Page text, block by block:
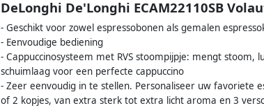
DeLonghi De'Longhi ECAM22110SB
- Geschikt voor zowel espressobonen als gemalen
- Eenvoudige bediening
- Cappuccinosysteem met RVS stoompijpje: mengt
schuimlaag voor een perfecte cappuccino
- Zeer eenvoudig in te stellen. Personaliseer uw favoriete
of 2 kopjes, van extra sterk tot extra licht aroma en 3